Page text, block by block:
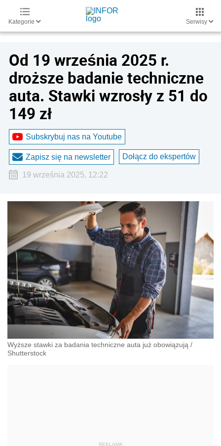
Kategorie Serwisy
Od 19 września 2025 r.
droższe badanie techniczne
auta. Stawki wzrosły z 51 do
149 zł
Subskrybuj nas na Youtube
Zapisz się na newsletter Dołącz do ekspertów
19 września 2025, 12:22
Wyższe stawki za badania techniczne auta już obowiązują /
Shutterstock